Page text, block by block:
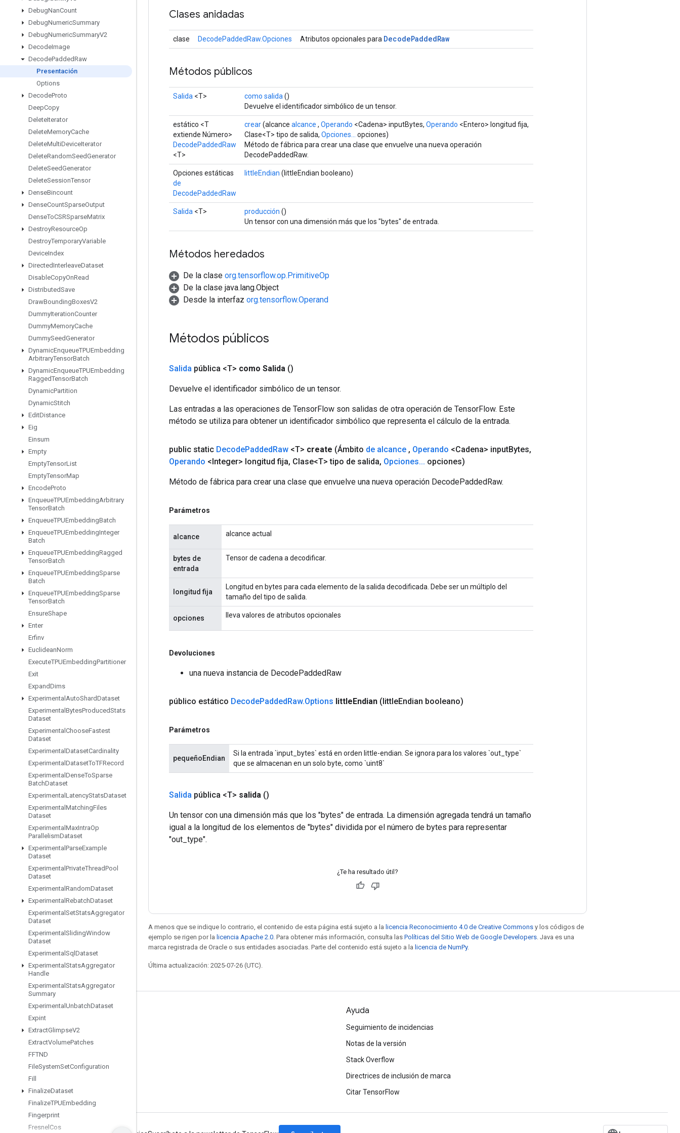
DebugNanCount
DebugNumericSummary
DebugNumericSummaryV2
DecodeImage
DecodePaddedRaw
Presentación
Options
DecodeProto
DeepCopy
DeleteIterator
DeleteMemoryCache
DeleteMultiDeviceIterator
DeleteRandomSeedGenerator
DeleteSeedGenerator
DeleteSessionTensor
DenseBincount
DenseCountSparseOutput
DenseToCSRSparseMatrix
DestroyResourceOp
DestroyTemporaryVariable
DeviceIndex
DirectedInterleaveDataset
DisableCopyOnRead
DistributedSave
DrawBoundingBoxesV2
DummyIterationCounter
DummyMemoryCache
DummySeedGenerator
DynamicEnqueueTPUEmbedding
ArbitraryTensorBatch
DynamicEnqueueTPUEmbedding
RaggedTensorBatch
DynamicPartition
DynamicStitch
EditDistance
Eig
Einsum
Empty
EmptyTensorList
EmptyTensorMap
EncodeProto
EnqueueTPUEmbeddingArbitrary
TensorBatch
EnqueueTPUEmbeddingBatch
EnqueueTPUEmbeddingInteger
Batch
EnqueueTPUEmbeddingRagged
TensorBatch
EnqueueTPUEmbeddingSparse
Batch
EnqueueTPUEmbeddingSparse
TensorBatch
EnsureShape
Enter
Erfinv
EuclideanNorm
ExecuteTPUEmbeddingPartitioner
Exit
ExpandDims
Experimental AutoShardDataset
Experimental BytesProducedStats
Dataset
Experimental ChooseFastest
Dataset
Experimental DatasetCardinality
Experimental DatasetToTFRecord
Experimental DenseToSparse
BatchDataset
Experimental LatencyStatsDataset
Experimental MatchingFiles
Dataset
Experimental MaxIntraOp
ParallelismDataset
Experimental ParseExample
Dataset
Experimental PrivateThreadPool
Dataset
Experimental RandomDataset
Experimental RebatchDataset
Experimental SetStatsAggregator
Dataset
Experimental SlidingWindow
Dataset
Experimental Sql Dataset
Experimental StatsAggregator
Handle
Experimental StatsAggregator
Summary
Experimental UnbatchDataset
Expint
ExtractGlimpseV2
ExtractVolumePatches
FFTND
FileSystemSetConfiguration
Fill
FinalizeDataset
FinalizeTPUEmbedding
Fingerprint
FresnelCos
Clases anidadas
clase DecodePaddedRaw.Opciones Atributos opcionales para DecodePaddedRaw
Métodos públicos
Salida <T> como salida ()
Devuelve el identificador simbólico de un tensor.
estático <T
extiende Número>
DecodePaddedRaw
<T>
crear(alcance alcance , Operando <Cadena> inputBytes, Operando <Entero> longitud fija,
Clase<T> tipo de salida, Opciones...
opciones)
Método de fábrica para crear una clase que envuelve una nueva operación
DecodePaddedRaw.
Opciones estáticas
de
DecodePaddedRaw
littleEndian (littleEndian booleano)
Salida <T> producción ()
Un tensor con una dimensión más que los "bytes" de entrada.
Métodos heredados
De la clase org.tensorflow.op.PrimitiveOp
De la clase java.lang.Object
Desde la interfaz org.tensorflow.Operand
Métodos públicos
Salida pública <T> como Salida ()
Devuelve el identificador simbólico de un tensor.
Las entradas a las operaciones de TensorFlow son salidas de otra operación de TensorFlow. Este
método se utiliza para obtener un identificador simbólico que representa el cálculo de la entrada.
public static DecodePaddedRaw <T> create (Ámbito de alcance , Operando <Cadena> inputBytes,
Operando <Integer> longitud fija, Clase<T> tipo de salida, Opciones... opciones)
Método de fábrica para crear una clase que envuelve una nueva operación DecodePaddedRaw.
Parámetros
alcance alcance actual
bytes de
entrada
Tensor de cadena a decodificar.
longitud fija
Longitud en bytes para cada elemento de la salida decodificada. Debe ser un múltiplo del
tamaño del tipo de salida.
opciones lleva valores de atributos opcionales
Devoluciones
una nueva instancia de DecodePaddedRaw
público estático DecodePaddedRaw.Options littleEndian (littleEndian booleano)
Parámetros
pequeñoEndian
Si la entrada `input_bytes` está en orden little-endian. Se ignora para los valores `out_type`
que se almacenan en un solo byte, como `uint8`
Salida pública <T> salida ()
Un tensor con una dimensión más que los "bytes" de entrada. La dimensión agregada tendrá un tamaño
igual a la longitud de los elementos de "bytes" dividida por el número de bytes para representar
"out_type".
¿Te ha resultado útil?
A menos que se indique lo contrario, el contenido de esta página está sujeto a la licencia Reconocimiento 4.0 de Creative Commons y los códigos de
ejemplo se rigen por la licencia Apache 2.0 . Para obtener más información, consulta las Políticas del Sitio Web de Google Developers . Java es una
marca registrada de Oracle o sus entidades asociadas. Parte del contenido está sujeto a la licencia de NumPy.
Última actualización: 2025-07-26 (UTC).
Seguir conectado
Blog
Twitter
YouTube
Ayuda
Seguimiento de incidencias
Notas de la versión
Stack Overflow
Directrices de inclusión de marca
Citar TensorFlow